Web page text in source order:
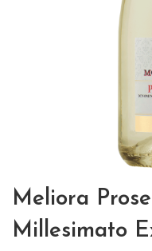
Meliora
Millesimato